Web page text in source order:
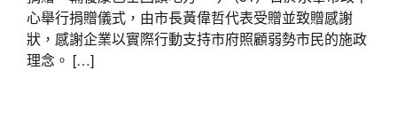
心舉行捐贈儀式，由市長黃偉哲代表受贈並致贈感謝
狀，感謝企業以實際行動支持市府照顧弱勢市民的施政
理念。 […]